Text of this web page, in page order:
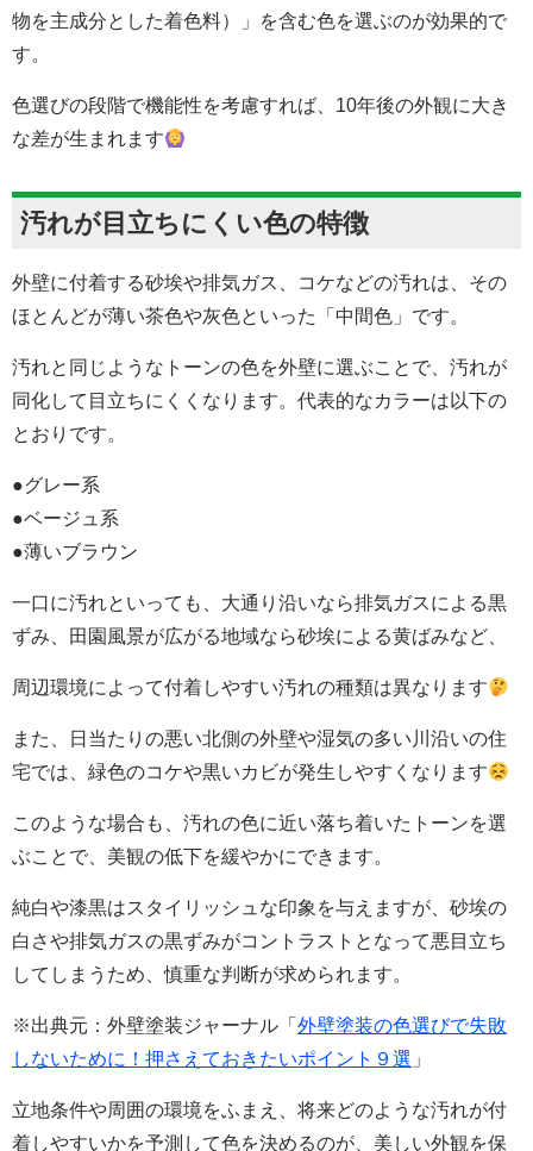
物を主成分とした着色料）」を含む色を選ぶのが効果的で
す。
色選びの段階で機能性を考慮すれば、10年後の外観に大き
な差が生まれます
汚れが目立ちにくい色の特徴
外壁に付着する砂埃や排気ガス、コケなどの汚れは、その
ほとんどが薄い茶色や灰色といった「中間色」です。
汚れと同じようなトーンの色を外壁に選ぶことで、汚れが
同化して目立ちにくくなります。代表的なカラーは以下の
とおりです。
●グレー系
●ベージュ系
●薄いブラウン
一口に汚れといっても、大通り沿いなら排気ガスによる黒
ずみ、田園風景が広がる地域なら砂埃による黄ばみなど、
周辺環境によって付着しやすい汚れの種類は異なります
また、日当たりの悪い北側の外壁や湿気の多い川沿いの住
宅では、緑色のコケや黒いカビが発生しやすくなります
このような場合も、汚れの色に近い落ち着いたトーンを選
ぶことで、美観の低下を緩やかにできます。
純白や漆黒はスタイリッシュな印象を与えますが、砂埃の
白さや排気ガスの黒ずみがコントラストとなって悪目立ち
してしまうため、慎重な判断が求められます。
※出典元：外壁塗装ジャーナル「 外壁塗装の色選びで失敗
しないために！押さえておきたいポイント９選 」
立地条件や周囲の環境をふまえ、将来どのような汚れが付
着しやすいかを予測して色を決めるのが、美しい外観を保